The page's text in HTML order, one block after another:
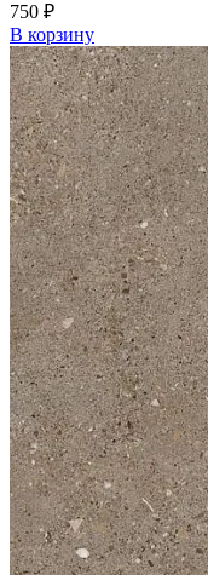
750 ₽
В корзину